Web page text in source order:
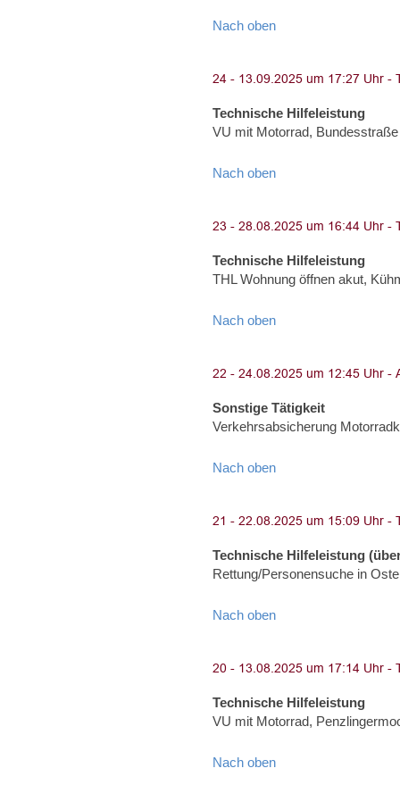
Nach oben
Technische Hilfeleistung
VU mit Motorrad,
Nach oben
Technische Hilfeleistung
THL Wohnung öffnen akut,
Nach oben
Sonstige Tätigkeit
Verkehrsabsicherung
Nach oben
Technische Hilfeleistung
Rettung/Personensuche in
Nach oben
Technische Hilfeleistung
VU mit Motorrad,
Nach oben